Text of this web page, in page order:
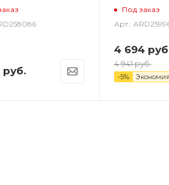
руб.
Под заказ
Арт.:
4 694
4 941руб.
-5% Экономия